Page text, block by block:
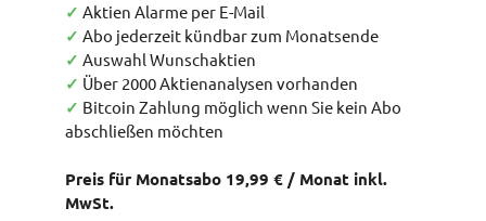
✓ Aktien Alarme per E-Mail
✓ Abo jederzeit kündbar zum Monatsende
✓ Auswahl Wunschaktien
✓ Über 2000 Aktienanalysen vorhanden
✓ Bitcoin Zahlung möglich wenn Sie kein Abo
abschließen möchten
Preis für Monatsabo 19,99 € / Monat inkl.
MwSt.